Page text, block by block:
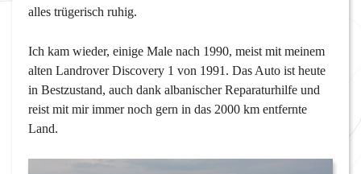
alles trügerisch ruhig.
Ich kam wieder, einige Male nach 1990, meist mit meinem
alten Landrover Discovery 1 von 1991. Das Auto ist heute
in Bestzustand, auch dank albanischer Reparaturhilfe und
reist mit mir immer noch gern in das 2000 km entfernte
Land.